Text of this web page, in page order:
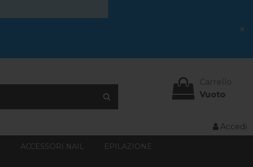
×
Carrello
Vuoto
Accedi
ACCESSORI NAIL EPILAZIONE